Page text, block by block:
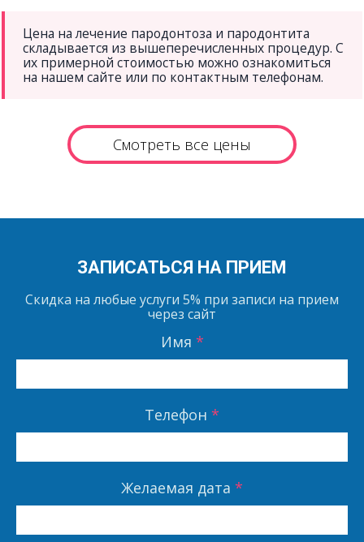
Цена на лечение пародонтоза и пародонтита
складывается из вышеперечисленных процедур. С
их примерной стоимостью можно ознакомиться
на нашем сайте или по контактным телефонам.
Смотреть все цены
ЗАПИСАТЬСЯ НА ПРИЕМ
Скидка на любые услуги 5% при записи на прием
через сайт
Имя *
Телефон *
Желаемая дата *